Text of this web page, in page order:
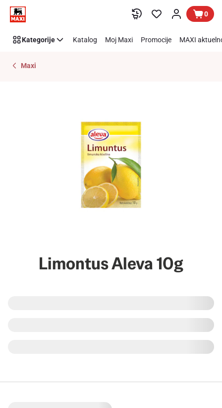
Preskoči link 0
Kategorije Katalog Moj Maxi Promocije MAXI
Maxi
Limontus Aleva 10g